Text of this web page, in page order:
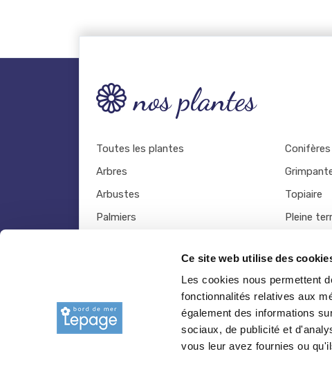
Ce site web utilise des
Les cookies nous permettent
fonctionnalités relatives aux
également des informations
sociaux, de publicité et
vous leur avez fournies ou
nos plantes
Toutes les plantes
Arbres
Arbustes
Palmiers
Rosiers
Conifères
Topiaire
Pleine
Vivaces
Outils et